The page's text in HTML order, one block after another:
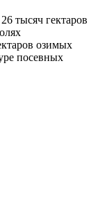
тысяч гектаров
озимых
посевных